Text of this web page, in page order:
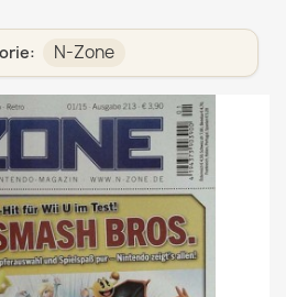
N-Zone